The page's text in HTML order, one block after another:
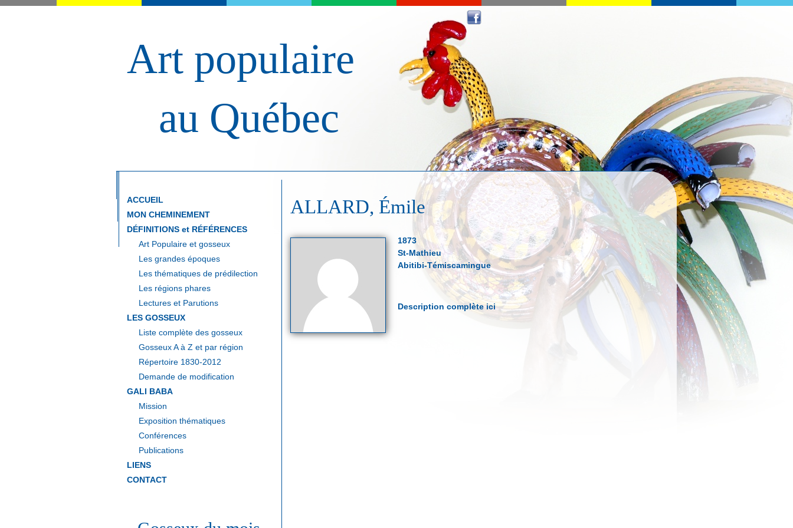
Art populaire
au Québec
ACCUEIL
MON CHEMINEMENT
DÉFINITIONS et RÉFÉRENCES
Art Populaire et gosseux
Les grandes époques
Les thématiques de prédilection
Les régions phares
Lectures et Parutions
LES GOSSEUX
Liste complète des gosseux
Gosseux A à Z et par région
Répertoire 1830-2012
Demande de modification
GALI BABA
Mission
Exposition thématiques
Conférences
Publications
LIENS
CONTACT
ALLARD, Émile
1873
St-Mathieu
Abitibi-Témiscamingue
Description complète ici